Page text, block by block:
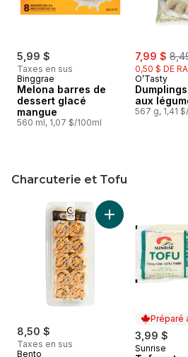
5,99 $
Taxes en sus
Binggrae
Melona barres de
dessert glacé
mangue
560 ml, 1,07 $/100ml
sale:
7,99 $ ,
0,50 $ DE
O’Tasty
aux
567 g, 1,41
Charcuterie et Tofu
sauter Charcuterie et Tofu
8,50 $
Taxes en sus
Bento
Ajouter Rouleau
Préparé
3,99 $
Préparé
Sunrise